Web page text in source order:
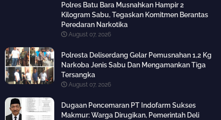
Polres Batu Bara Musnahkan Hampir 2
Kilogram Sabu, Tegaskan Komitmen Berantas
Peredaran Narkotika
August 07, 2026
Polresta Deliserdang Gelar Pemusnahan 1,2 Kg
Narkoba Jenis Sabu Dan Mengamankan Tiga
Tersangka
August 07, 2026
Dugaan Pencemaran PT Indofarm Sukses
Makmur: Warga Dirugikan, Pemerintah Deli